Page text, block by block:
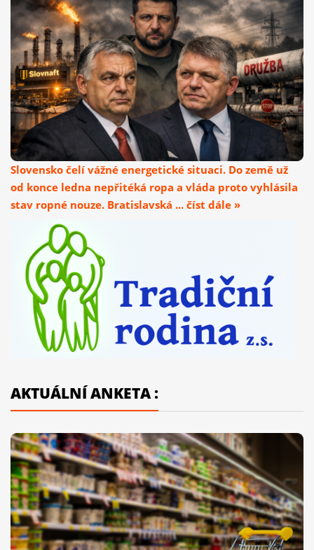
Slovensko čelí vážné energetické situaci. Do země už
od konce ledna nepřitéká ropa a vláda proto vyhlásila
stav ropné nouze. Bratislavská ... číst dále »
AKTUÁLNÍ ANKETA :